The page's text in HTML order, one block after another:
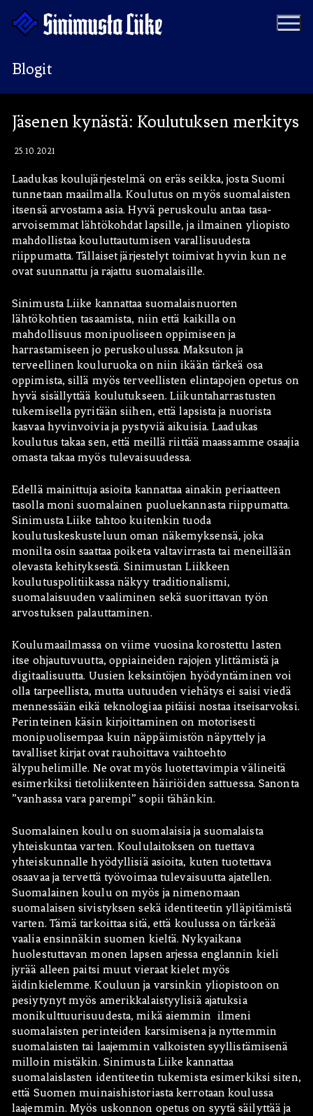
Hyppää
sisältöön
Puolue
Yhteystiedot
Vaalit
Ohjelma
Jäseneksi
Artikkelit
Blogit
Hae:
Blogit
Jäsenen kynästä: Koulutuksen merkitys
25.10.2021
Laadukas koulujärjestelmä on eräs seikka, josta Suomi
tunnetaan maailmalla. Koulutus on myös suomalaisten
itsensä arvostama asia. Hyvä peruskoulu antaa tasa-
arvoisemmat lähtökohdat lapsille, ja ilmainen yliopisto
mahdollistaa kouluttautumisen varallisuudesta
riippumatta. Tällaiset järjestelyt toimivat hyvin kun ne
ovat suunnattu ja rajattu suomalaisille.
Sinimusta Liike kannattaa suomalaisnuorten
lähtökohtien tasaamista, niin että kaikilla on
mahdollisuus monipuoliseen oppimiseen ja
harrastamiseen jo peruskoulussa. Maksuton ja
terveellinen kouluruoka on niin ikään tärkeä osa
oppimista, sillä myös terveellisten elintapojen opetus on
hyvä sisällyttää koulutukseen. Liikuntaharrastusten
tukemisella pyritään siihen, että lapsista ja nuorista
kasvaa hyvinvoivia ja pystyviä aikuisia. Laadukas
koulutus takaa sen, että meillä riittää maassamme osaajia
omasta takaa myös tulevaisuudessa.
Edellä mainittuja asioita kannattaa ainakin periaatteen
tasolla moni suomalainen puoluekannasta riippumatta.
Sinimusta Liike tahtoo kuitenkin tuoda
koulutuskeskusteluun oman näkemyksensä, joka
monilta osin saattaa poiketa valtavirrasta tai meneillään
olevasta kehityksestä. Sinimustan Liikkeen
koulutuspolitiikassa näkyy traditionalismi,
suomalaisuuden vaaliminen sekä suorittavan työn
arvostuksen palauttaminen.
Koulumaailmassa on viime vuosina korostettu lasten
itse ohjautuvuutta, oppiaineiden rajojen ylittämistä ja
digitaalisuutta. Uusien keksintöjen hyödyntäminen voi
olla tarpeellista, mutta uutuuden viehätys ei saisi viedä
mennessään eikä teknologiaa pitäisi nostaa itseisarvoksi.
Perinteinen käsin kirjoittaminen on motorisesti
monipuolisempaa kuin näppäimistön näpyttely ja
tavalliset kirjat ovat rauhoittava vaihtoehto
älypuhelimille. Ne ovat myös luotettavimpia välineitä
esimerkiksi tietoliikenteen häiriöiden sattuessa. Sanonta
”vanhassa vara parempi” sopii tähänkin.
Suomalainen koulu on suomalaisia ja suomalaista
yhteiskuntaa varten. Koululaitoksen on tuettava
yhteiskunnalle hyödyllisiä asioita, kuten tuotettava
osaavaa ja tervettä työvoimaa tulevaisuutta ajatellen.
Suomalainen koulu on myös ja nimenomaan
suomalaisen sivistyksen sekä identiteetin ylläpitämistä
varten. Tämä tarkoittaa sitä, että koulussa on tärkeää
vaalia ensinnäkin suomen kieltä. Nykyaikana
huolestuttavan monen lapsen arjessa englannin kieli
jyrää alleen paitsi muut vieraat kielet myös
äidinkielemme. Kouluun ja varsinkin yliopistoon on
pesiytynyt myös amerikkalaistyylisiä ajatuksia
monikulttuurisuudesta, mikä aiemmin ilmeni
suomalaisten perinteiden karsimisena ja nyttemmin
suomalaisten tai laajemmin valkoisten syyllistämisenä
milloin mistäkin. Sinimusta Liike kannattaa
suomalaislasten identiteetin tukemista esimerkiksi siten,
että Suomen muinaishistoriasta kerrotaan koulussa
laajemmin. Myös uskonnon opetus on syytä säilyttää ja